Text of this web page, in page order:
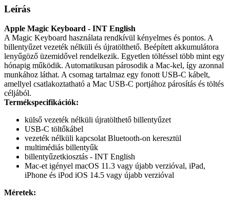
Leírás
Apple Magic Keyboard - INT English
A Magic Keyboard használata rendkívül kényelmes és pontos. A
billentyűzet vezeték nélküli és újratölthető. Beépített akkumulátora
lenyűgöző üzemidővel rendelkezik. Egyetlen töltéssel több mint egy
hónapig működik. Automatikusan párosodik a Mac-kel, így azonnal
munkához láthat. A csomag tartalmaz egy fonott USB-C kábelt,
amellyel csatlakoztatható a Mac USB-C portjához párosítás és töltés
céljából.
Termékspecifikációk:
külső vezeték nélküli újratölthető billentyűzet
USB-C töltőkábel
vezeték nélküli kapcsolat Bluetooth-on keresztül
multimédiás billentyűk
billentyűzetkiosztás - INT English
Mac-et igényel macOS 11.3 vagy újabb verzióval, iPad,
iPhone és iPod iOS 14.5 vagy újabb verzióval
Méretek: